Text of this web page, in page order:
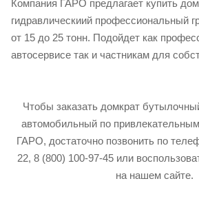
Компания ГАРО предлагает купить
гидравлическиий профессиональный
от 15 до 25 тонн. Подойдет как
автосервисе так и частникам для
Чтобы заказать домкрат
автомобильный по
ГАРО, достаточно позвонить по
22, 8 (800) 100-97-45 или
на нашем сайте.